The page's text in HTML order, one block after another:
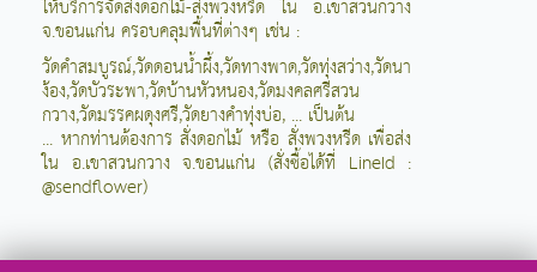
ให้บริการจัดส่งดอกไม้-ส่งพวงหรีด ใน อ.เขาสวนกวาง
จ.ขอนแก่นครอบคลุมพื้นที่ต่างๆ เช่น :
วัดคำสมบูรณ์,วัดดอนน้ำผึ้ง,วัดทางพาด,วัดทุ่งสว่าง,วัดนา
ง้อง,วัดบัวระพา,วัดบ้านหัวหนอง,วัดมงคลศรีสวน
กวาง,วัดมรรคผดุงศรี,วัดยางคำทุ่งบ่อ, ... เป็นต้น
... หากท่านต้องการ สั่งดอกไม้ หรือ สั่งพวงหรีด เพื่อส่ง
ใน อ.เขาสวนกวาง จ.ขอนแก่น (สั่งซื้อได้ที่ LineId :
@sendflower)